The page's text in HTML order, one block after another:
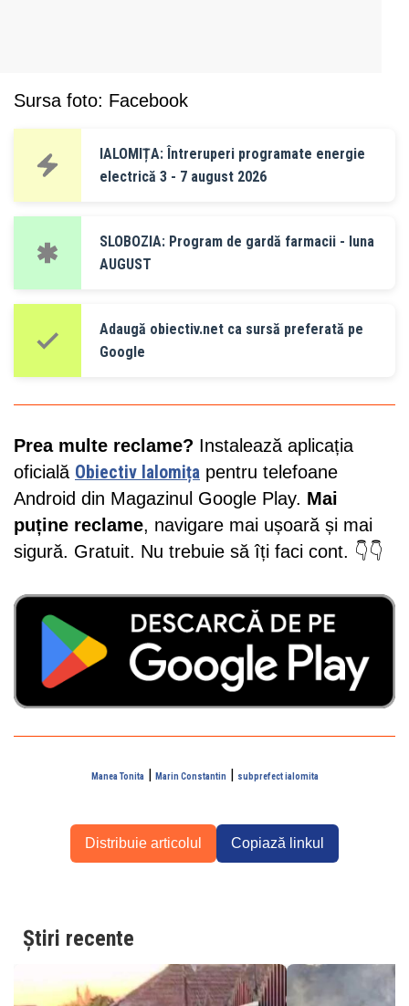
Sursa foto: Facebook
IALOMIȚA: Întreruperi programate energie
electrică 3 - 7 august 2026
SLOBOZIA: Program de gardă farmacii - luna
AUGUST
Adaugă obiectiv.net ca sursă preferată pe
Google
Prea multe reclame? Instalează aplicația
oficială Obiectiv Ialomița pentru telefoane
Android din Magazinul Google Play. Mai
puține reclame, navigare mai ușoară și mai
sigură. Gratuit. Nu trebuie să îți faci cont. 👇👇
Manea Tonita | Marin Constantin | subprefect ialomita
Distribuie articolul Copiază linkul
Știri recente